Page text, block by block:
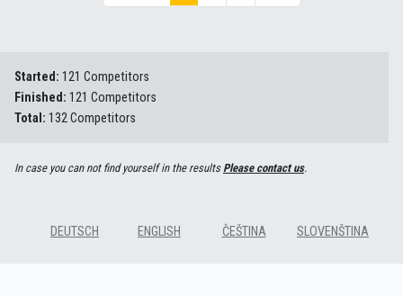
Started: 121 Competitors
Finished: 121 Competitors
Total: 132 Competitors
In case you can not find yourself in the resultsPlease contact us.
DEUTSCH ENGLISH ČEŠTINA SLOVENŠTINA